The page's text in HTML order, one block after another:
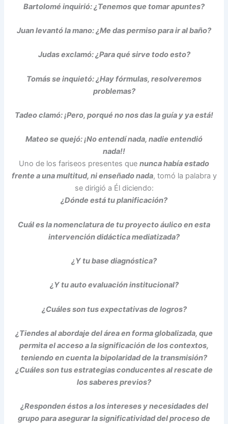
Bartolomé inquirió: ¿Tenemos que tomar apuntes?
Juanlevantó la mano: ¿Me das permiso para ir al baño?
Judasexclamó: ¿Para qué sirve todo esto?
Tomásse inquietó: ¿Hay fórmulas, resolveremos
problemas?
Tadeoclamó: ¡Pero, porqué no nos das la guía y ya está!
Mateose quejó: ¡No entendí nada, nadie entendió
nada!!
Uno de los fariseos presentes que nunca había estado
frente a una multitud, ni enseñadonada, tomó la palabra y
se dirigió a Él diciendo:
¿Dónde está tu planificación?
Cuál es la nomenclatura de tu proyecto áulico en esta
intervención didáctica mediatizada?
¿Y tu base diagnóstica?
¿Y tu auto evaluación institucional?
¿Cuáles son tus expectativas de logros?
¿Tiendes al abordaje del área en forma globalizada, que
permita el acceso a la significación de los contextos,
teniendo en cuenta la bipolaridad de la transmisión?
¿Cuáles son tus estrategias conducentes al rescate de
los saberes previos?
¿Responden éstos a los intereses y necesidades del
grupo para asegurar la significatividad del proceso de